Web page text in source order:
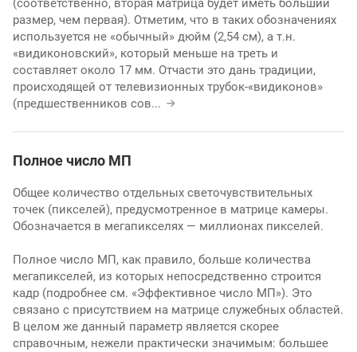
(соответственно, вторая матрица будет иметь больший
размер, чем первая). Отметим, что в таких обозначениях
используется не «обычный» дюйм (2,54 см), а т.н.
«видиконовский», который меньше на треть и
составляет около 17 мм. Отчасти это дань традиции,
происходящей от телевизионных трубок-«видиконов»
(предшественников сов...
Полное число МП
Общее количество отдельных светочувствительных
точек (пикселей), предусмотренное в матрице камеры.
Обозначается в мегапикселях — миллионах пикселей.
Полное число МП, как правило, больше количества
мегапикселей, из которых непосредственно строится
кадр (подробнее см. «Эффективное число МП»). Это
связано с присутствием на матрице служебных областей.
В целом же данный параметр является скорее
справочным, нежели практически значимым: большее